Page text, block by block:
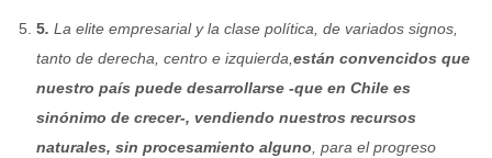
5. La elite empresarial y la clase política, de variados signos,
tanto de derecha, centro e izquierda, están convencidos que
nuestro país puede desarrollarse -que en Chile es
sinónimo de crecer-, vendiendo nuestros recursos
naturales, sin procesamiento alguno , para el progreso